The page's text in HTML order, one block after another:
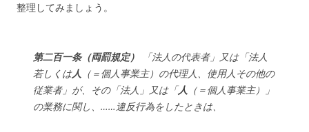
整理してみましょう。
第二百一条（両罰規定）
「法人の代表者」又は「法人
若しくは人 （＝個人事業主）の代理人、使用人その他の
従業者」が、その「法人」又は「人 （＝個人事業主）」
の業務に関し、……違反行為をしたときは、